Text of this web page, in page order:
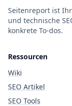
Seitenreport ist Ihr
und technische
konkrete To-dos.
Ressourcen
Wiki
SEO Artikel
SEO Tools